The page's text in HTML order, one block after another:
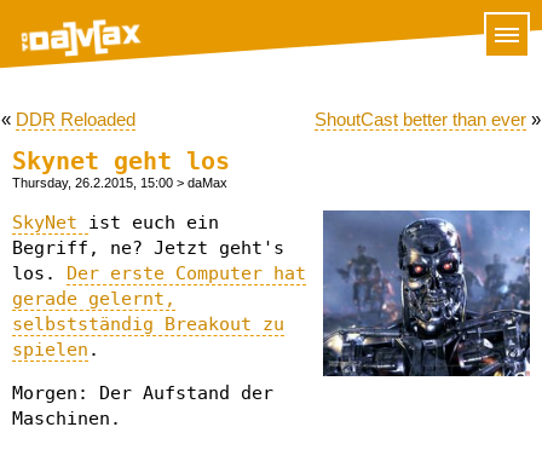
« DDR Reloaded ShoutCast better than ever »
Skynet geht los
Thursday, 26.2.2015, 15:00 > daMax
SkyNet ist euch ein
Begriff, ne? Jetzt geht's
los. Der erste Computer hat
gerade gelernt,
selbstständig Breakout zu
spielen .
Morgen: Der Aufstand der
Maschinen.